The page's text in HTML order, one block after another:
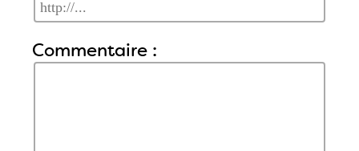
Commentaire :